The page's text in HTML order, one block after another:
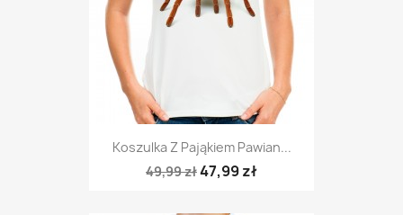
Koszulka Z Pająkiem Pawian...
49,99 zł47,99 zł